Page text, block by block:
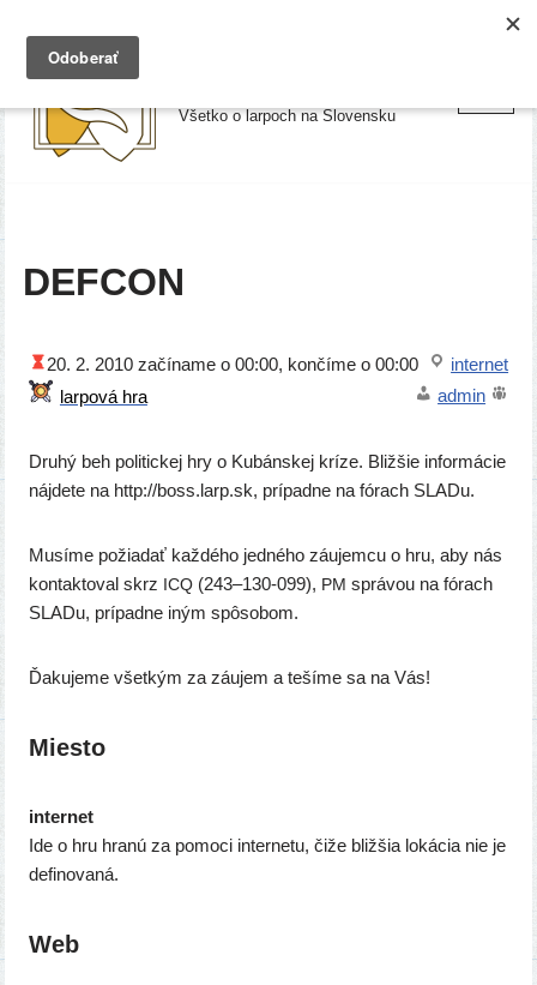
Preskočiť
Všetko o larpoch na Slovensku
DEFCON
20. 2. 2010 začí­na­me o 00:00, kon­čí­me o 00:00
inter­net
admin
Druhý beh poli­tic­kej hry o Kubánskej krí­ze. Bližšie infor­má­cie
náj­de­te na http://​boss​.larp​.sk, prí­pad­ne na fórach SLADu.
Musíme požia­dať kaž­dé­ho jed­né­ho záu­jem­cu o hru, aby nás
kon­tak­to­val skrz ICQ(243–130-099), PM sprá­vou na fórach
SLADu, prí­pad­ne iným spôsobom.
Ďakujeme všet­kým za záu­jem a teší­me sa na Vás!
Miesto
inter­net
Ide o hru hra­nú za pomo­ci inter­ne­tu, čiže bliž­šia loká­cia nie je
definovaná.
Web